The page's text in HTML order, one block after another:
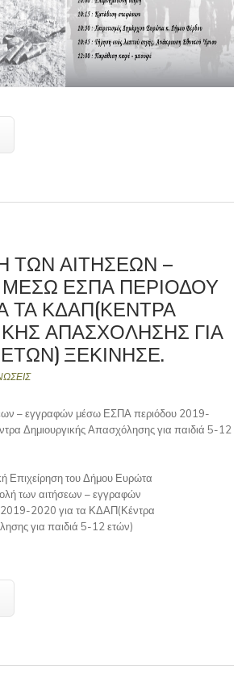
ΤΩΝ ΑΙΤΉΣΕΩΝ –
ΕΣΠΑ ΠΕΡΙΌΔΟΥ
ΤΑ ΚΔΑΠ(ΚΈΝΤΡΑ
ΑΠΑΣΧΌΛΗΣΗΣ ΓΙΑ
ΕΤΏΝ) ΞΕΚΊΝΗΣΕ.
– εγγραφών μέσω ΕΣΠΑ περιόδου 2019-
Δημιουργικής Απασχόλησης για παιδιά 5-12
Επιχείρηση του Δήμου Ευρώτα
των αιτήσεων – εγγραφών
2020 για τα ΚΔΑΠ(Κέντρα
για παιδιά 5-12 ετών)